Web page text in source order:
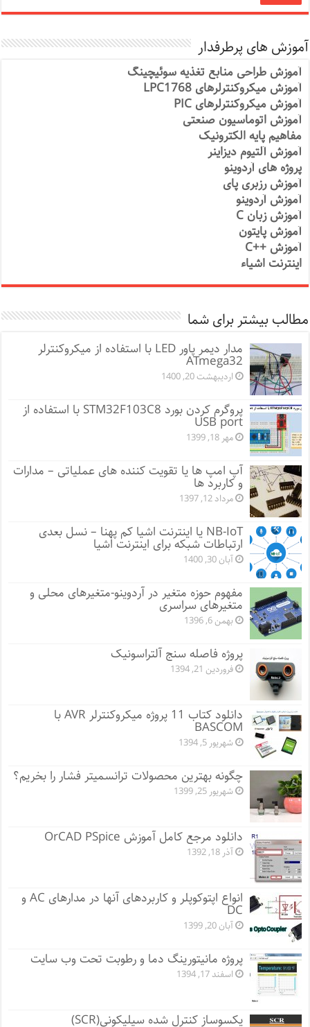
آموزش های پرطرفدار
آموزش طراحی منابع تغذیه سوئیچینگ
آموزش میکروکنترلرهای LPC1768
آموزش میکروکنترلرهای PIC
آموزش اتوماسیون صنعتی
مفاهیم پایه الکترونیک
آموزش آلتیوم دیزاینر
پروژه های آردوینو
آموزش رزبری پای
آموزش آردوینو
آموزش زبان C
آموزش پایتون
آموزش ++C
اینترنت اشیاء
مطالب بیشتر برای شما
مدار دیمر پاور LED با استفاده از میکروکنترلر
ATmega32
اردیبهشت 20, 1400
پروگرم کردن بورد STM32F103C8 با استفاده از
USB port
مهر 18, 1399
آپ امپ ها یا تقویت کننده های عملیاتی – مدارات
و کاربرد ها
مرداد 12, 1397
NB-IoT یا اینترنت اشیا کم پهنا – نسل بعدی
ارتباطات شبکه برای اینترنت اشیا
آبان 30, 1400
مفهوم حوزه متغیر در آردوینو-متغیرهای محلی و
متغیرهای سراسری
بهمن 6, 1396
پروژه فاصله سنج آلتراسونیک
فروردین 21, 1394
دانلود کتاب 11 پروژه میکروکنترلر AVR با
BASCOM
شهریور 5, 1394
چگونه بهترین محصولات ترانسمیتر فشار را بخریم؟
شهریور 25, 1399
دانلود مرجع کامل آموزش OrCAD PSpice
آذر 18, 1392
انواع اپتوکوپلر و کاربردهای آنها در مدارهای AC و
DC
آبان 20, 1399
پروژه مانيتورينگ دما و رطوبت تحت وب سایت
اسفند 17, 1394
یکسوساز کنترل شده سیلیکونی(SCR)